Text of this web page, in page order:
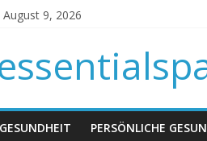
9, 2026
GESUNDHEIT PERSÖNLICHE